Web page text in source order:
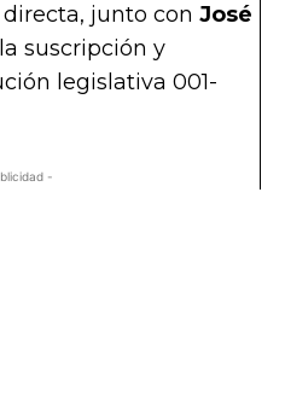
junto con José
suscripción y
legislativa 001-
-